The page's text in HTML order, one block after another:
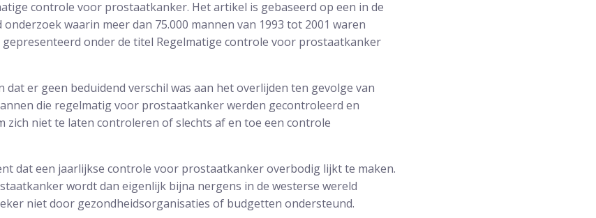
controle voor prostaatkanker. Het artikel is gebaseerd op een in de
waarin meer dan 75.000 mannen van 1993 tot 2001 waren
onder de titel Regelmatige controle voor prostaatkanker
dat er geen beduidend verschil was aan het overlijden ten gevolge van
die regelmatig voor prostaatkanker werden gecontroleerd en
zich niet te laten controleren of slechts af en toe een controle
dat een jaarlijkse controle voor prostaatkanker overbodig lijkt te maken.
wordt dan eigenlijk bijna nergens in de westerse wereld
niet door gezondheidsorganisaties of budgetten ondersteund.